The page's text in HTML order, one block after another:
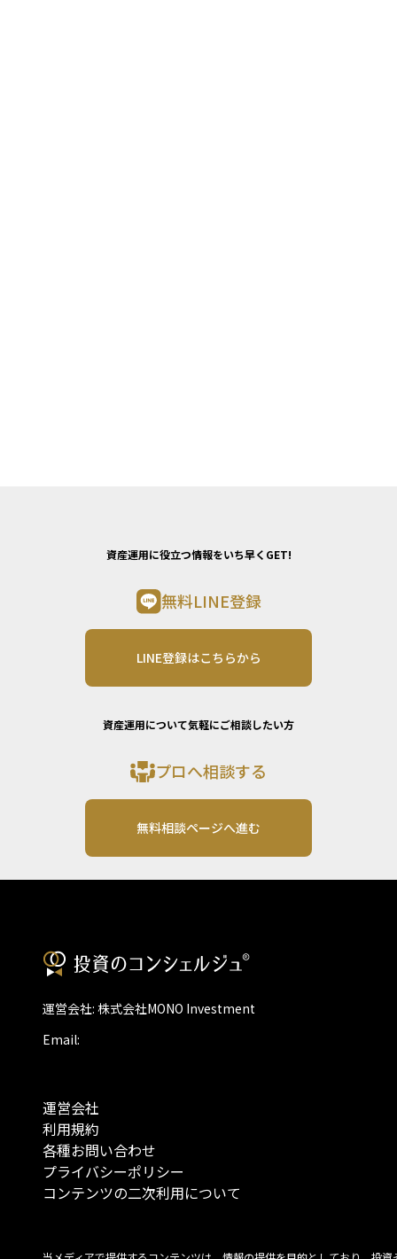
資産運用に役立つ情報をいち早くGET!
無料LINE登録
LINE登録はこちらから
資産運用について気軽にご相談したい方
プロへ相談する
無料相談ページへ進む
運営会社: 株式会社MONO Investment
Email:
運営会社
利用規約
各種お問い合わせ
プライバシーポリシー
コンテンツの二次利用について